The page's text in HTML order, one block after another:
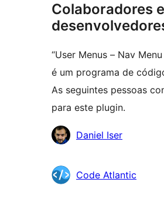
Colaboradores e
“User Menus – Nav
é um programa de
As seguintes pessoas
para este plugin.
Colaboradores
Daniel Iser
Code Atlantic